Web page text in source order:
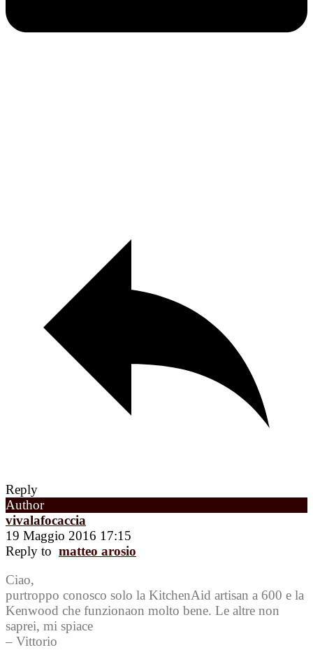
Reply
Author
vivalafocaccia
19 Maggio 2016 17:15
Reply to matteo arosio
Ciao,
purtroppo conosco solo la KitchenAid artisan a 600 e la
Kenwood che funzionaon molto bene. Le altre non
saprei, mi spiace
– Vittorio